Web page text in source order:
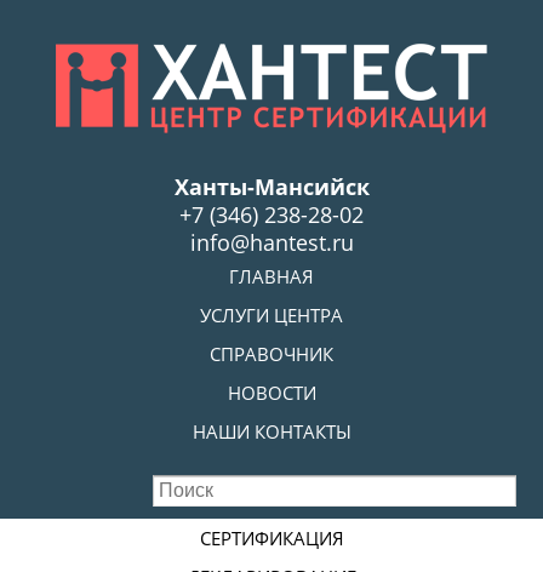
Ханты-Мансийск
+7 (346) 238-28-02
info@hantest.ru
ГЛАВНАЯ
УСЛУГИ ЦЕНТРА
СПРАВОЧНИК
НОВОСТИ
НАШИ КОНТАКТЫ
СЕРТИФИКАЦИЯ